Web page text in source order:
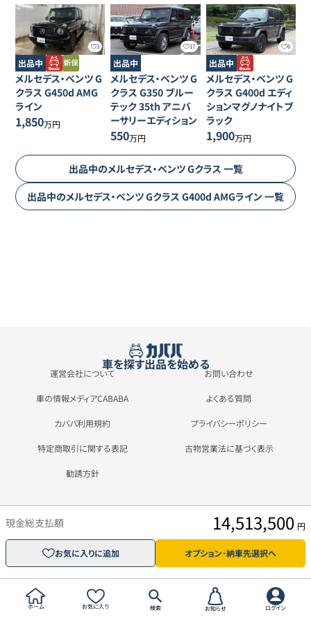
現金総支払額 14,513,500 円
お気に入りに追加 オプション･納車先選択へ
3
出品中
メルセデス・ベンツG
クラス G450d AMG
ライン
1,850万円
17
出品中
メルセデス・ベンツG
クラス G350 ブルー
テック 35th アニバ
ーサリーエディション
550万円
6
出品中
メルセデス・ベンツG
クラス G400d エディ
ションマグノナイトブ
ラック
1,900万円
出品中のメルセデス・ベンツGクラス 一覧
出品中のメルセデス・ベンツGクラス G400d AMGライン 一覧
車を探す出品を始める
運営会社について お問い合わせ
車の情報メディアCABABA よくある質問
カババ利用規約 プライバシーポリシー
特定商取引に関する表記 古物営業法に基づく表示
勧誘方針
ホーム お気に入り 検索 お知らせ ログイン